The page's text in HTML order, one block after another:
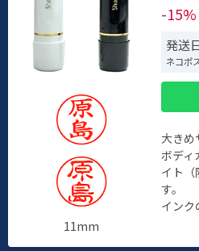
11mm
-15%
発送
ネコポ
大きめ
ボディ
イト（
す。
インク